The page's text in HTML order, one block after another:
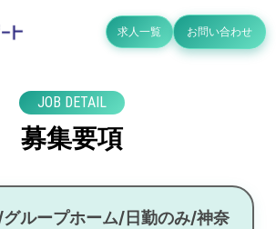
求人一覧 お問い合わせ
JOB DETAIL
募集要項
ループホーム/日勤のみ/神奈